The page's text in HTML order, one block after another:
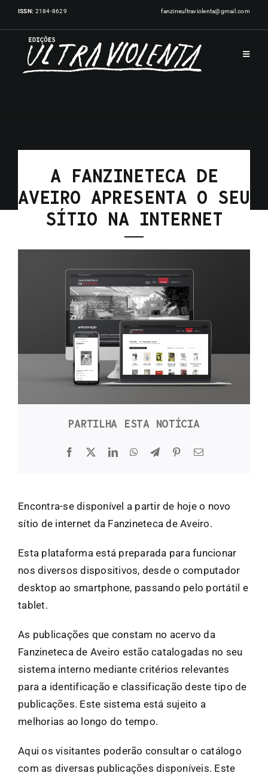
Skip
content
ISSN: 2184-8629 fanzineultraviolenta@gmail.com
FANZINETECA.PT
A FANZINETECA DE
AVEIRO APRESENTA O SEU
SÍTIO NA INTERNET
PARTILHA ESTA NOTÍCIA
Encontra-se disponível a partir de hoje o novo
sítio de internet da Fanzineteca de Aveiro.
Esta plataforma está preparada para funcionar
nos diversos dispositivos, desde o computador
desktop ao smartphone, passando pelo portátil e
tablet.
As publicações que constam no acervo da
Fanzineteca de Aveiro estão catalogadas no seu
sistema interno mediante critérios relevantes
para a identificação e classificação deste tipo de
publicações. Este sistema está sujeito a
melhorias ao longo do tempo.
Aqui os visitantes poderão consultar o catálogo
com as diversas publicações disponíveis. Este